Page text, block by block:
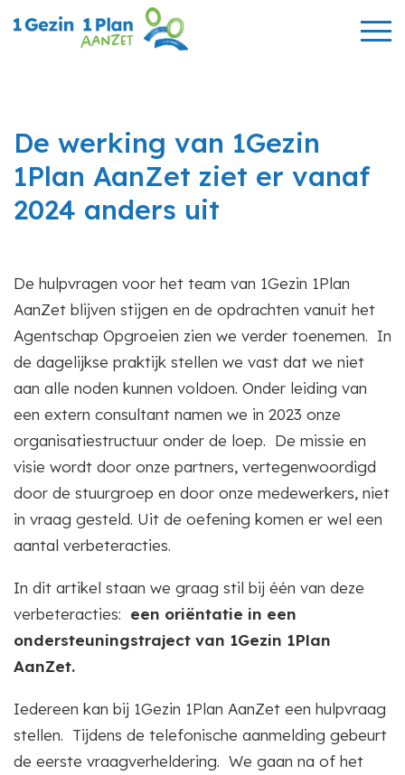
De werking van 1Gezin
1Plan AanZet ziet er vanaf
2024 anders uit
De hulpvragen voor het team van 1Gezin 1Plan
AanZet blijven stijgen en de opdrachten vanuit het
Agentschap Opgroeien zien we verder toenemen. In
de dagelijkse praktijk stellen we vast dat we niet
aan alle noden kunnen voldoen. Onder leiding van
een extern consultant namen we in 2023 onze
organisatiestructuur onder de loep. De missie en
visie wordt door onze partners, vertegenwoordigd
door de stuurgroep en door onze medewerkers, niet
in vraag gesteld. Uit de oefening komen er wel een
aantal verbeteracties.
In dit artikel staan we graag stil bij één van deze
verbeteracties: een oriëntatie in een
ondersteuningstraject van 1Gezin 1Plan
AanZet.
Iedereen kan bij 1Gezin 1Plan AanZet een hulpvraag
stellen. Tijdens de telefonische aanmelding gebeurt
de eerste vraagverheldering. We gaan na of het